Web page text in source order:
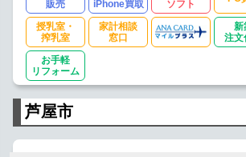
販売
iPhone買取
ソフト
授乳室・
搾乳室
家計相談
窓口
新
注文
お手軽
リフォーム
芦屋市